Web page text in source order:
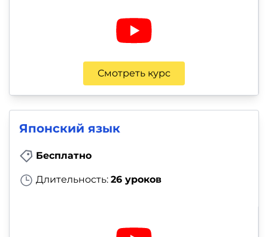
Смотреть курс
Японский язык
Бесплатно
Длительность: 26 уроков